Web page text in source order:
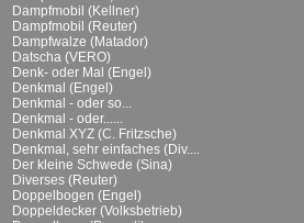
Dampfmobil (Kellner)
Dampfmobil (Reuter)
Dampfwalze (Matador)
Datscha (VERO)
Denk- oder Mal (Engel)
Denkmal (Engel)
Denkmal - oder so...
Denkmal - oder......
Denkmal XYZ (C. Fritzsche)
Denkmal, sehr einfaches (Div....
Der kleine Schwede (Sina)
Diverses (Reuter)
Doppelbogen (Engel)
Doppeldecker (Volksbetrieb)